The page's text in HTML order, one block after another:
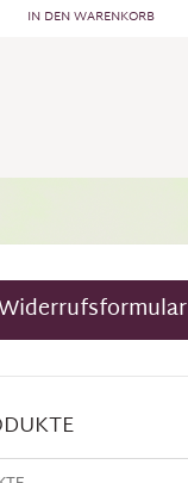
IN DEN WARENKORB